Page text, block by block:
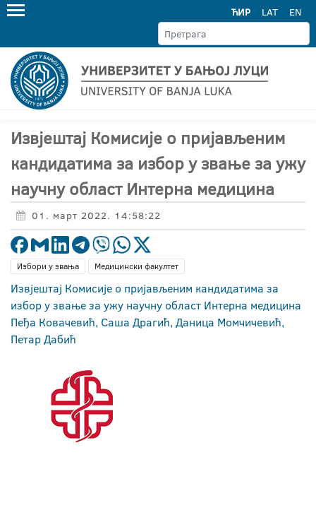
ЋИР LAT EN
Извјештај Комисије о пријављеним
кандидатима за избор у звање за ужу
научну област Интерна медицина
01. март 2022. 14:58:22
Избори у звања Медицински факултет
Извјештај Комисије о пријављеним кандидатима за
избор у звање за ужу научну област Интерна медицина
Пеђа Ковачевић, Саша Драгић, Даница Момчичевић,
Петар Дабић